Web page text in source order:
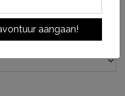
aangaan!
Chocolade soorten